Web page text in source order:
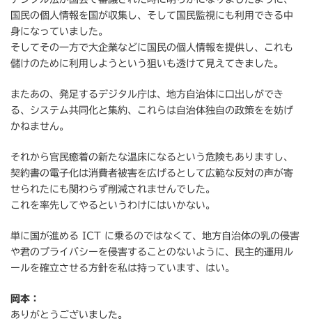
国民の個人情報を国が収集し、そして国民監視にも利用できる中
身になっていました。
そしてその一方で大企業などに国民の個人情報を提供し、これも
儲けのために利用しようという狙いも透けて見えてきました。
またあの、発足するデジタル庁は、地方自治体に口出しができ
る、システム共同化と集約、これらは自治体独自の政策をを妨げ
かねません。
それから官民癒着の新たな温床になるという危険もありますし、
契約書の電子化は消費者被害を広げるとして広範な反対の声が寄
せられたにも関わらず削減されませんでした。
これを率先してやるというわけにはいかない。
単に国が進める ICT に乗るのではなくて、地方自治体の乳の侵害
や君のプライバシーを侵害することのないように、民主的運用ル
ールを確立させる方針を私は持っています、はい。
岡本：
ありがとうございました。